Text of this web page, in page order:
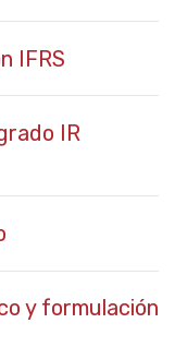
IFRS
IR
y formulación